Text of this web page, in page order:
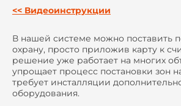
<< Видеоинструкции
В нашей системе можно поставить
охрану, просто приложив карту к
решение уже работает на многих
упрощает процесс постановки зон
требует инсталляции
оборудования.